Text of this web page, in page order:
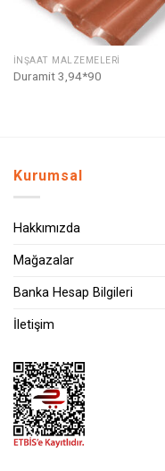
İNŞAAT MALZEMELERI
Duramit 3,94*90
Kurumsal
Hakkımızda
Mağazalar
Banka Hesap Bilgileri
İletişim